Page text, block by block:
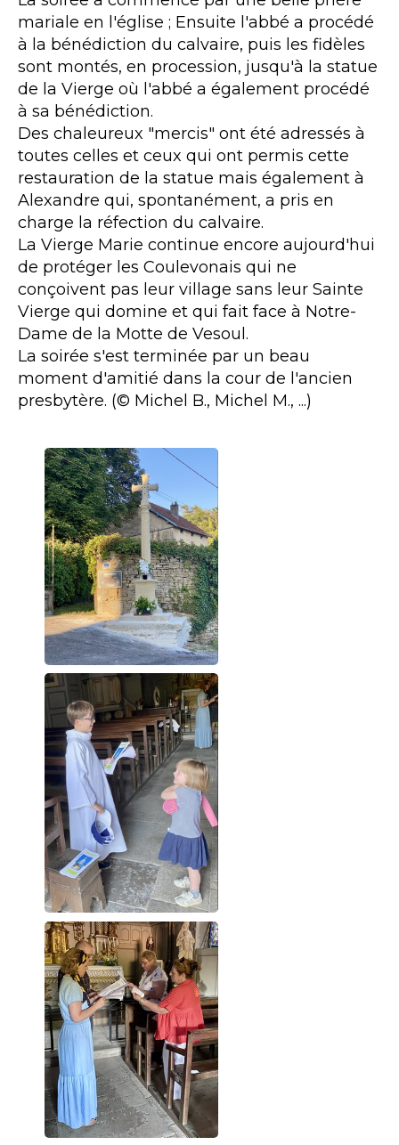
mariale en l'église ; Ensuite l'abbé a procédé
à la bénédiction du calvaire, puis les fidèles
sont montés, en procession, jusqu'à la statue
de la Vierge où l'abbé a également procédé
à sa bénédiction.
Des chaleureux "mercis" ont été adressés à
toutes celles et ceux qui ont permis cette
restauration de la statue mais également à
Alexandre qui, spontanément, a pris en
charge la réfection du calvaire.
La Vierge Marie continue encore aujourd'hui
de protéger les Coulevonais qui ne
conçoivent pas leur village sans leur Sainte
Vierge qui domine et qui fait face à Notre-
Dame de la Motte de Vesoul.
La soirée s'est terminée par un beau
moment d'amitié dans la cour de l'ancien
presbytère. (© Michel B., Michel M., ...)